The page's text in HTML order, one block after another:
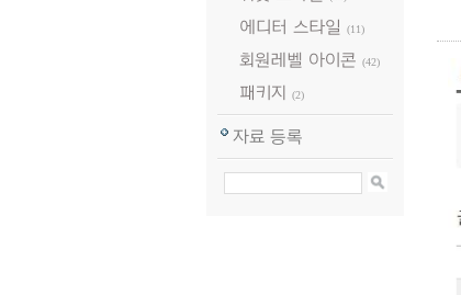
에디터 스타일 (11)
회원레벨 아이콘 (42)
패키지 (2)
자료 등록